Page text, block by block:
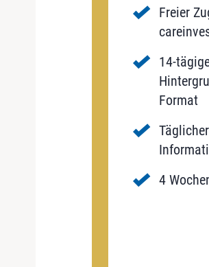
Freier
14-
Format
4